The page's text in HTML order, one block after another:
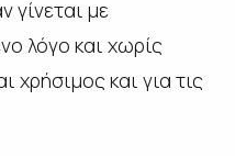
γίνεται με
λόγο και χωρίς
χρήσιμος και για τις